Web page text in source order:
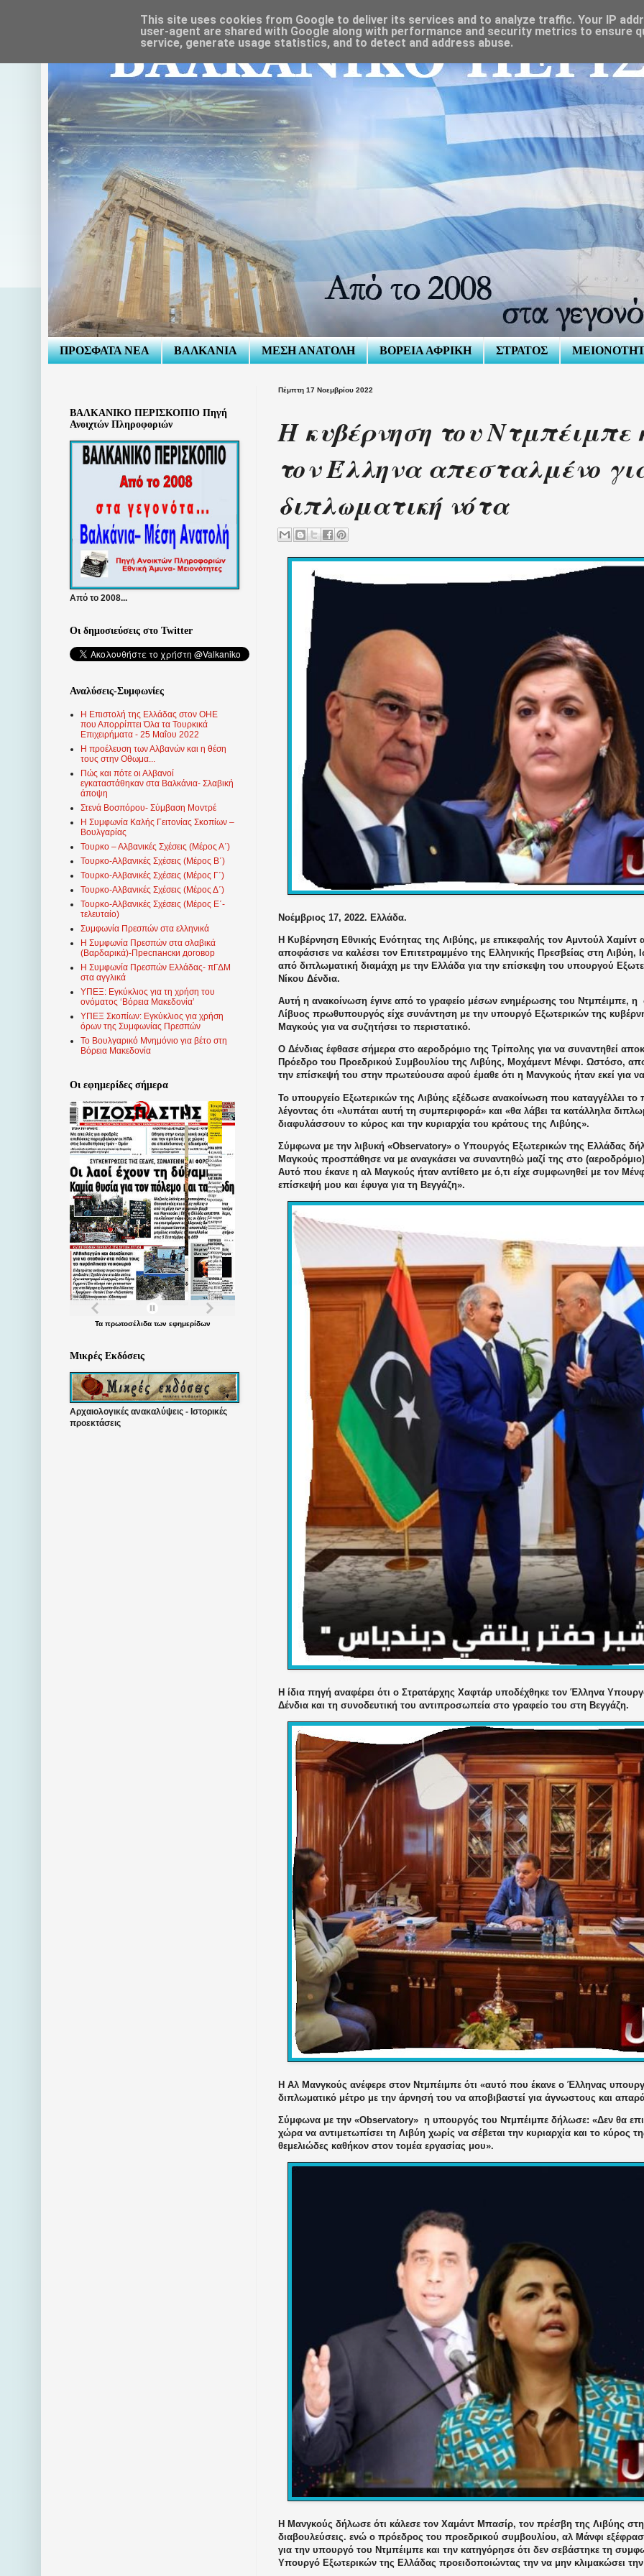
ΠΡΟΣΦΑΤΑ ΝΕΑ ΒΑΛΚΑΝΙΑ ΜΕΣΗ ΑΝΑΤΟΛΗ ΒΟΡΕΙΑ ΑΦΡΙΚΗ ΣΤΡΑΤΟΣ
Πέμπτη 17 Νοεμβρίου 2022
Η κυβέρνηση του Ντμπέιμπε
τον Έλληνα απεσταλμένο
διπλωματική νότα
Νοέμβριος 17, 2022. Ελλάδα.
Η Κυβέρνηση Εθνικής Ενότητας της Λιβύης, με επικεφαλής τον Αμντούλ Χαμίντ
αποφάσισε να καλέσει τον Επιτετραμμένο της Ελληνικής Πρεσβείας στη Λιβύη,
από διπλωματική διαμάχη με την Ελλάδα για την επίσκεψη του υπουργού
Νίκου Δένδια.
Αυτή η ανακοίνωση έγινε από το γραφείο μέσων ενημέρωσης του Ντμπέιμπε, η
Λίβυος πρωθυπουργός είχε συνάντηση με την υπουργό Εξωτερικών της
Μαγκούς για να συζητήσει το περιστατικό.
Ο Δένδιας έφθασε σήμερα στο αεροδρόμιο της Τρίπολης για να συναντηθεί
Πρόεδρο του Προεδρικού Συμβουλίου της Λιβύης, Μοχάμεντ Μένφι. Ωστόσο,
την επίσκεψή του στην πρωτεύουσα αφού έμαθε ότι η Μανγκούς ήταν εκεί για
Το υπουργείο Εξωτερικών της Λιβύης εξέδωσε ανακοίνωση που καταγγέλλει το
λέγοντας ότι «λυπάται αυτή τη συμπεριφορά» και «θα λάβει τα κατάλληλα
διαφυλάσσουν το κύρος και την κυριαρχία του κράτους της Λιβύης».
Σύμφωνα με την λιβυκή «Observatory» ο Υπουργός Εξωτερικών της Ελλάδας
Μαγκούς προσπάθησε να με αναγκάσει να συναντηθώ μαζί της στο (αεροδρόμιο)
Αυτό που έκανε η αλ Μαγκούς ήταν αντίθετο με ό,τι είχε συμφωνηθεί με τον
επίσκεψή μου και έφυγα για τη Βεγγάζη».
Η ίδια πηγή αναφέρει ότι ο Στρατάρχης Χαφτάρ υποδέχθηκε τον Έλληνα
Δένδια και τη συνοδευτική του αντιπροσωπεία στο γραφείο του στη Βεγγάζη.
Η Αλ Μανγκούς ανέφερε στον Ντμπέιμπε ότι «αυτό που έκανε ο Έλληνας
διπλωματικό μέτρο με την άρνησή του να αποβιβαστεί για άγνωστους και
Σύμφωνα με την «Observatory» η υπουργός του Ντμπέιμπε δήλωσε: «Δεν θα
χώρα να αντιμετωπίσει τη Λιβύη χωρίς να σέβεται την κυριαρχία και το κύρος
θεμελιώδες καθήκον στον τομέα εργασίας μου».
Η Μανγκούς δήλωσε ότι κάλεσε τον Χαμάντ Μπασίρ, τον πρέσβη της Λιβύης
διαβουλεύσεις. ενώ ο πρόεδρος του προεδρικού συμβουλίου, αλ Μάνφι
για την υπουργό του Ντμπέιμπε και την κατηγόρησε ότι δεν σεβάστηκε τη
Υπουργό Εξωτερικών της Ελλάδας προειδοποιώντας την να μην κλιμακώσει
ΒΑΛΚΑΝΙΚΟ ΠΕΡΙΣΚΟΠΙΟ Πηγή
Ανοιχτών Πληροφοριών
Από το 2008...
Οι δημοσιεύσεις στο Twitter
Αναλύσεις-Συμφωνίες
Η Επιστολή της Ελλάδας στον ΟΗΕ
που Απορρίπτει Όλα τα Τουρκικά
Επιχειρήματα - 25 Μαΐου 2022
Η προέλευση των Αλβανών και η θέση
τους στην Οθωμα...
Πώς και πότε οι Αλβανοί
εγκαταστάθηκαν στα Βαλκάνια- Σλαβική
άποψη
Στενά Βοσπόρου- Σύμβαση Μοντρέ
Η Συμφωνία Καλής Γειτονίας Σκοπίων –
Βουλγαρίας
Τουρκο – Αλβανικές Σχέσεις (Mέρος Α΄)
Τουρκο-Αλβανικές Σχέσεις (Μέρος Β΄)
Τουρκο-Αλβανικές Σχέσεις (Μέρος Γ΄)
Τουρκο-Αλβανικές Σχέσεις (Μέρος Δ΄)
Τουρκο-Αλβανικές Σχέσεις (Μέρος Ε΄-
τελευταίο)
Συμφωνία Πρεσπών στα ελληνικά
Η Συμφωνία Πρεσπών στα σλαβικά
(Βαρδαρικά)-Преспански договор
Η Συμφωνία Πρεσπών Ελλάδας- πΓΔΜ
στα αγγλικά
ΥΠΕΞ: Εγκύκλιος για τη χρήση του
ονόματος ‘Βόρεια Μακεδονία’
ΥΠΕΞ Σκοπίων: Εγκύκλιος για χρήση
όρων της Συμφωνίας Πρεσπών
Το Βουλγαρικό Μνημόνιο για βέτο στη
Βόρεια Μακεδονία
Οι εφημερίδες σήμερα
Τα πρωτοσέλιδατων εφημερίδων
Μικρές Εκδόσεις
Αρχαιολογικές ανακαλύψεις - Ιστορικές
προεκτάσεις
This site uses cookies from Google to deliver its services and to analyze traffic. Your IP
user-agent are shared with Google along with performance and security metrics to ensure
service, generate usage statistics, and to detect and address abuse.